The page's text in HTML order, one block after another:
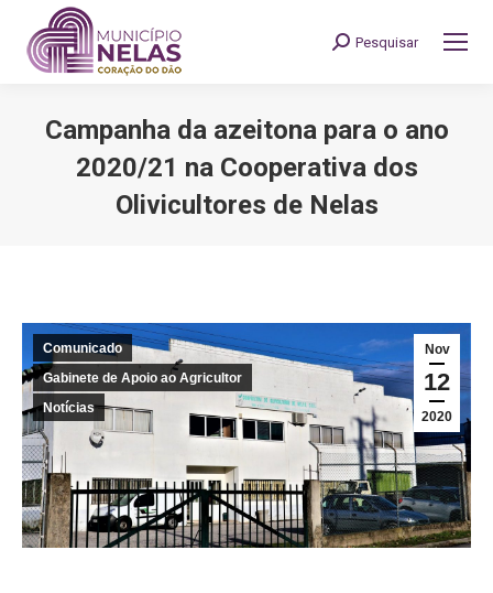
Search:
Pesquisar
Campanha da azeitona para o ano
2020/21 na Cooperativa dos
Olivicultores de Nelas
Nov
12
2020
Comunicado
Gabinete de Apoio ao Agricultor
Notícias